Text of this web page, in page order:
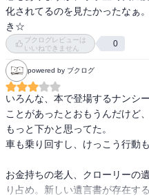
ど、金髪碧眼の美少女が次々と
容姿端麗、頭脳明晰、冷静沈着
偵・・・読者全員虜になる設定す
しかもダークブルーのコンバー
リネンのワンピースだとか、ナ
あり妄想がふくらむ。
ナンシーだけでなくナンシーの
ーの友人など、好感が持てる人
ムでかっこいい敏腕弁護士という
なんか著者の思うツボになって
ンシーとナンシー父のファンに
化されてるのを見たかったなぁ
き☆
ブクログレビューは
いいねできません
0
powered by ブクログ
いろんな、本で登場するナンシ
ことがあったとおもうんだけど
もっと下かと思ってた。
車も乗り回すし、けっこう行動も
お金持ちの老人、クローリーの
り占め。新しい遺言書が存在す